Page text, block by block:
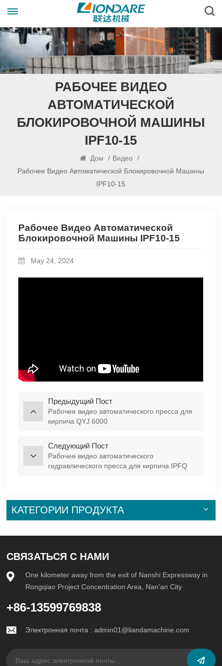
РАБОЧЕЕ ВИДЕО
АВТОМАТИЧЕСКОЙ
БЛОКИРОВОЧНОЙ МАШИНЫ
IPF10-15
Дом / Видео
/
Рабочее Видео Автоматической Блокировочной Машины
IPF10-15
Рабочее Видео Автоматической
Блокировочной Машины IPF10-15
May 24, 2024
Предыдущий Пост
Рабочее видео автоматического пресса для
кирпича QYJ 6000
Следующий Пост
Рабочее видео автоматического
гидравлического пресса для кирпича IPFQ
КАТЕГОРИИ ПРОДУКТА
СВЯЗАТЬСЯ С НАМИ
One kilometer away from the exit of Nanshi Expressway in
Rongqiao Project Concentration Area, Nan'an City
+86-13599769838
Электронная почта :admin01@liandamachine.com